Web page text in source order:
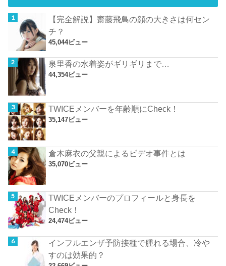
【完全解説】齋藤飛鳥の顔の大きさは何セン
チ？
45,044ビュー
泉里香の水着姿がギリギリまで…
44,354ビュー
TWICEメンバーを年齢順にCheck！
35,147ビュー
倉木麻衣の父親によるビデオ事件とは
35,070ビュー
TWICEメンバーのプロフィールと身長を
Check！
24,474ビュー
インフルエンザ予防接種で腫れる場合、冷や
すのは効果的？